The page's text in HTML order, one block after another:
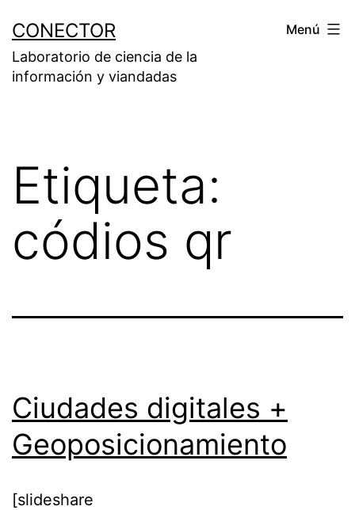
contenido
CONECTOR
Laboratorio de ciencia de la
información y viandadas
Menú
Etiqueta:
códios qr
Ciudades digitales +
Geoposicionamiento
[slideshare